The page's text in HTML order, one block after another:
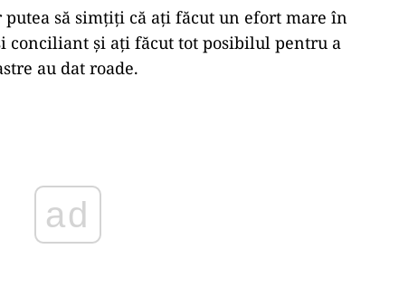
să simțiţi că aţi făcut un efort mare în
și aţi făcut tot posibilul pentru a
au dat roade.
ad